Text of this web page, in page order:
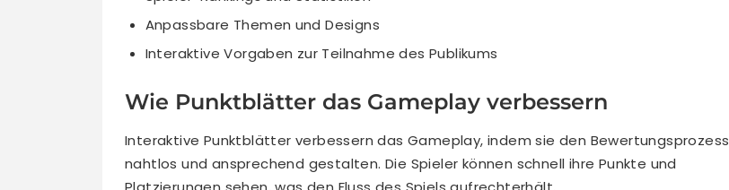
Anpassbare Themen und Designs
Interaktive Vorgaben zur Teilnahme des Publikums
Wie Punktblätter das Gameplay verbessern
Interaktive Punktblätter verbessern das Gameplay, indem sie den Bewertungsprozess
nahtlos und ansprechend gestalten. Die Spieler können schnell ihre Punkte und